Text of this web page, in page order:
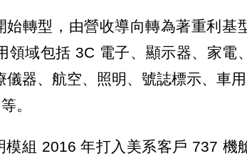
始轉型，由營收導向轉為著重利基
領域包括 3C 電子、顯示器、家電
儀器、航空、照明、號誌標示、車用
。
模組 2016 年打入美系客戶 737 機